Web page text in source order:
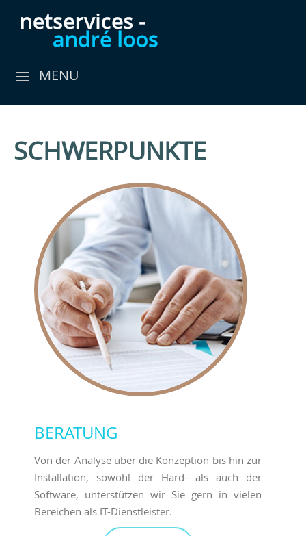
MENU
SCHWERPUNKTE
BERATUNG
Von der Analyse über die Konzeption bis hin zur
Installation, sowohl der Hard- als auch der
Software, unterstützen wir Sie gern in vielen
Bereichen als IT-Dienstleister.